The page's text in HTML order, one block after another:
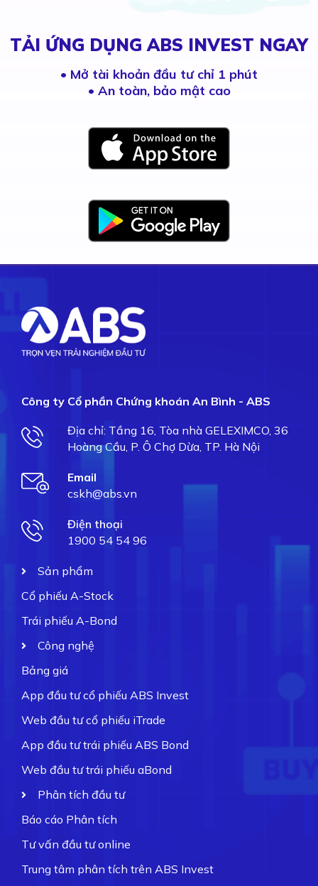
TẢI ỨNG DỤNG ABS INVEST NGAY
• Mở tài khoản đầu tư chỉ 1 phút
• An toàn, bảo mật cao
Công ty Cổ phần Chứng khoán An Bình - ABS
Địa chỉ: Tầng 16, Tòa nhà GELEXIMCO, 36
Hoàng Cầu, P. Ô Chợ Dừa, TP. Hà Nội
Email
cskh@abs.vn
Điện thoại
1900 54 54 96
Sản phẩm
Cổ phiếu A-Stock
Trái phiếu A-Bond
Công nghệ
Bảng giá
App đầu tư cổ phiếu ABS Invest
Web đầu tư cổ phiếu iTrade
App đầu tư trái phiếu ABS Bond
Web đầu tư trái phiếu aBond
Phân tích đầu tư
Báo cáo Phân tích
Tư vấn đầu tư online
Trung tâm phân tích trên ABS Invest